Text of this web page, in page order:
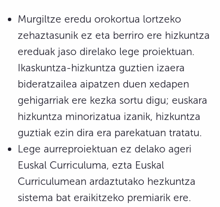
Murgiltze eredu orokortua lortzeko
zehaztasunik ez eta berriro ere hizkuntza
ereduak jaso direlako lege proiektuan.
Ikaskuntza-hizkuntza guztien izaera
bideratzailea aipatzen duen xedapen
gehigarriak ere kezka sortu digu; euskara
hizkuntza minorizatua izanik, hizkuntza
guztiak ezin dira era parekatuan tratatu.
Lege aurreproiektuan ez delako ageri
Euskal Curriculuma, ezta Euskal
Curriculumean ardaztutako hezkuntza
sistema bat eraikitzeko premiarik ere.